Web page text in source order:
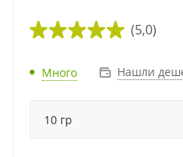
(5,0)
Много Нашли